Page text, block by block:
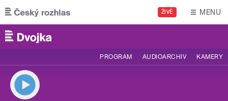
Přejít k hlavnímu obsahu
ŽIVĚ MENU
PROGRAM AUDIOARCHIV KAMERY